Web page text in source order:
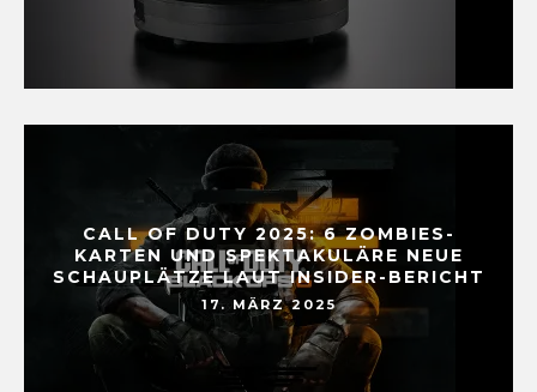
CALL OF DUTY 2025: 6 ZOMBIES-
KARTEN UND SPEKTAKULÄRE NEUE
SCHAUPLÄTZE LAUT INSIDER-BERICHT
17. MÄRZ 2025